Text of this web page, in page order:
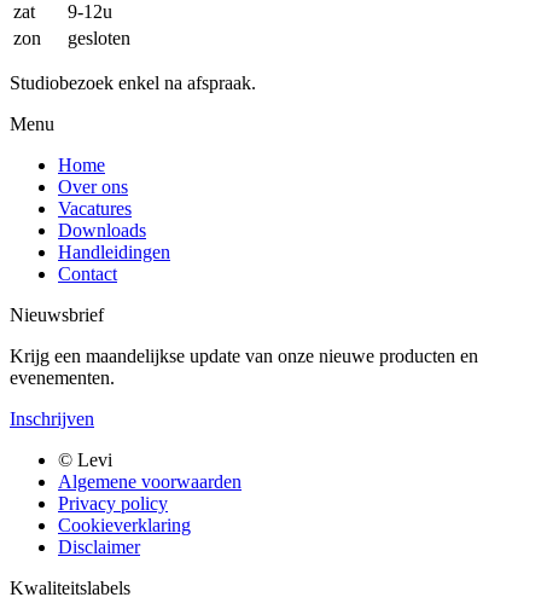
zat
9-12u
zon
gesloten
Studiobezoek enkel na afspraak.
Menu
Home
Over ons
Vacatures
Downloads
Handleidingen
Contact
Nieuwsbrief
Krijg een maandelijkse update van onze nieuwe producten en
evenementen.
Inschrijven
Bottom
menu
© Levi
Algemene voorwaarden
Privacy policy
Cookieverklaring
Disclaimer
Kwaliteitslabels